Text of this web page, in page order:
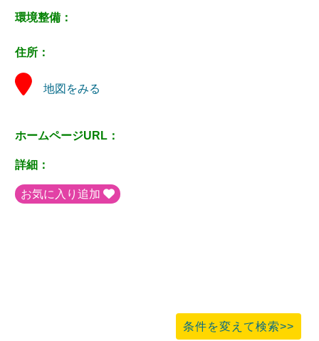
環境整備：
住所：
地図をみる
ホームページURL：
詳細：
お気に入り追加
条件を変えて検索>>